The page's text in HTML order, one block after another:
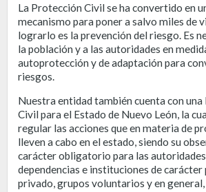
La Protección Civil se ha convertido en
mecanismo para poner a salvo miles de
lograrlo es la prevención del riesgo. Es
la población y a las autoridades en
autoprotección y de adaptación para
riesgos.
Nuestra entidad también cuenta con
Civil para el Estado de Nuevo León, la
regular las acciones que en materia de
lleven a cabo en el estado, siendo su
carácter obligatorio para las
dependencias e instituciones de carácter
privado, grupos voluntarios y en